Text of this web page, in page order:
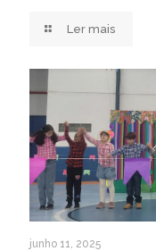
Ler mais
junho 11, 2025